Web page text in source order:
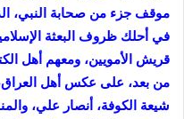
موقف جزء من صحابة النبي،
في أحلك ظروف البعثة
قريش الأمويين، ومعهم أهل
من بعد، على عكس أهل
شيعة الكوفة، أنصار علي،